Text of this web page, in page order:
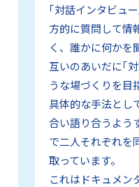
｢対話インタビュ
方的に質問して情
く、誰かに何かを
互いのあいだに｢
うな場づくりを目
具体的な手法とし
合い語り合うよう
で二人それぞれを
取っています。
これはドキュメン